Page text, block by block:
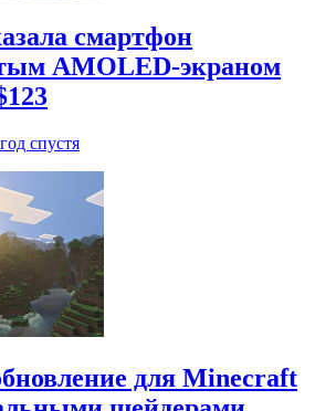
смартфон
AMOLED-экраном
спустя
для Minecraft